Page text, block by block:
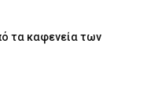
τα καφενεία των